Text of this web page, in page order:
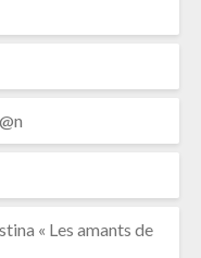
« Les amants de